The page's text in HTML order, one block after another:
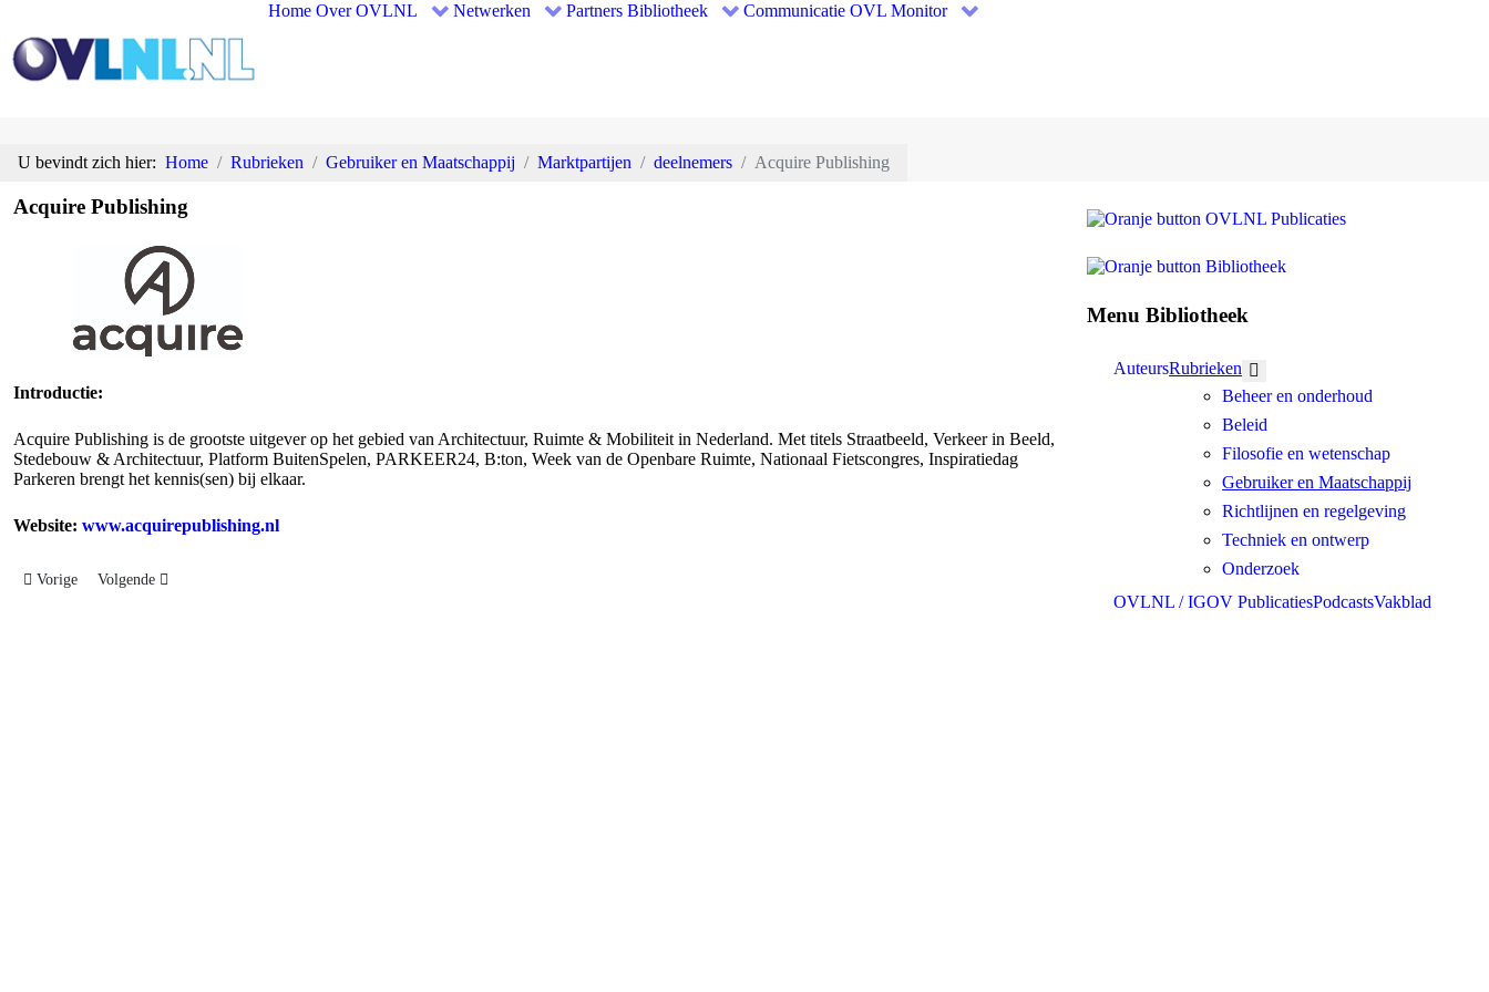
Home Over OVLNL Netwerken Partners Bibliotheek Communicatie OVL Monitor
U bevindt zich hier: Home Rubrieken Gebruiker en Maatschappij Marktpartijen deelnemers Acquire Publishing
Acquire Publishing
Introductie:
Acquire Publishing is de grootste uitgever op het gebied van Architectuur, Ruimte & Mobiliteit in Nederland. Met titels Straatbeeld, Verkeer in Beeld,
Stedebouw & Architectuur, Platform BuitenSpelen, PARKEER24, B:ton, Week van de Openbare Ruimte, Nationaal Fietscongres, Inspiratiedag
Parkeren brengt het kennis(sen) bij elkaar.
Website: www.acquirepublishing.nl
Vorig artikel: TKF
Vorige Volgende artikel: Atelier LEK
Volgende
Menu Bibliotheek
AuteursRubrieken
Beheer en onderhoud
Beleid
Filosofie en wetenschap
Gebruiker en Maatschappij
Richtlijnen en regelgeving
Techniek en ontwerp
Onderzoek
OVLNL / IGOV PublicatiesPodcastsVakblad